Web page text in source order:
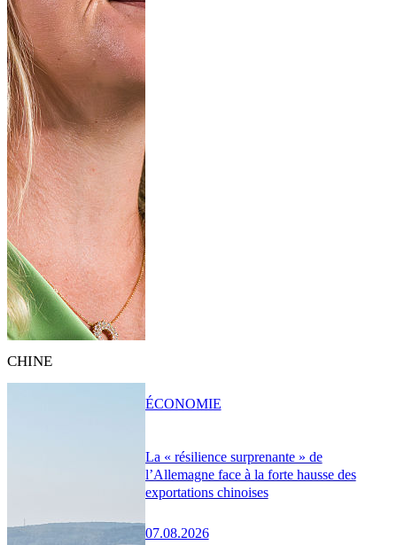
CHINE
La « résilience surprenante » de
l’Allemagne face à la forte hausse des
exportations chinoises
07.08.2026
ÉCONOMIE